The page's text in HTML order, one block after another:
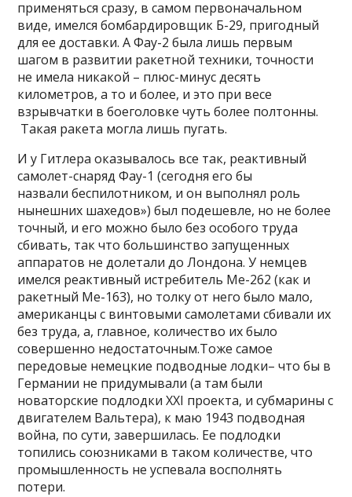
применяться сразу, в самом первоначальном
виде, имелся бомбардировщик Б-29, пригодный
для ее доставки. А Фау-2 была лишь первым
шагом в развитии ракетной техники, точности
не имела никакой – плюс-минус десять
километров, а то и более, и это при весе
взрывчатки в боеголовке чуть более полтонны.
Такая ракета могла лишь пугать.
И у Гитлера оказывалось все так, реактивный
самолет-снаряд Фау-1 (сегодня его бы
назвали беспилотником, и он выполнял роль
нынешних шахедов») был подешевле, но не более
точный, и его можно было без особого труда
сбивать, так что большинство запущенных
аппаратов не долетали до Лондона. У немцев
имелся реактивный истребитель Ме-262 (как и
ракетный Ме-163), но толку от него было мало,
американцы с винтовыми самолетами сбивали их
без труда, а, главное, количество их было
совершенно недостаточным.Тоже самое
передовые немецкие подводные лодки– что бы в
Германии не придумывали (а там были
новаторские подлодки XXI проекта, и субмарины с
двигателем Вальтера), к маю 1943 подводная
война, по сути, завершилась. Ее подлодки
топились союзниками в таком количестве, что
промышленность не успевала восполнять
потери.